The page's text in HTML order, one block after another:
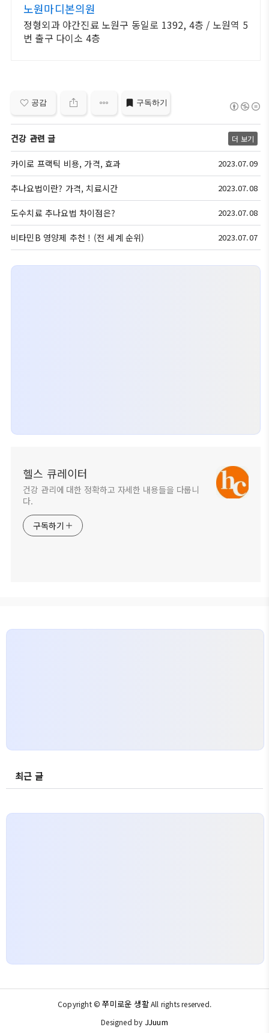
노원마디본의원
정형외과 야간진료 노원구 동일로 1392, 4층 / 노원역 5
번 출구 다이소 4층
공감 구독하기
건강 관련 글 더 보기
카이로 프랙틱 비용, 가격, 효과 2023.07.09
추나요법이란? 가격, 치료시간 2023.07.08
도수치료 추나요법 차이점은? 2023.07.08
비타민B 영양제 추천 ! (전 세계 순위) 2023.07.07
헬스 큐레이터
건강 관리에 대한 정확하고 자세한 내용들을 다룹니
다.
구독하기
최근 글
Copyright ©쭈미로운 생활All rights reserved.
Designed by JJuum